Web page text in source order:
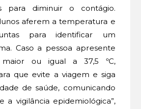
para diminuir o contágio.
aferem a temperatura e
para identificar um
Caso a pessoa apresente
maior ou igual a 37,5 ºC,
que evite a viagem e siga
de saúde, comunicando
a vigilância epidemiológica”,